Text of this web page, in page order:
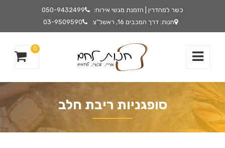
כשר למהדרין | הזמנת מגשי אירוח:
050-9432499
חנות: דרך המכבים 16, ראשל"צ
03-9509590
0
סופגניות ריבת חלב